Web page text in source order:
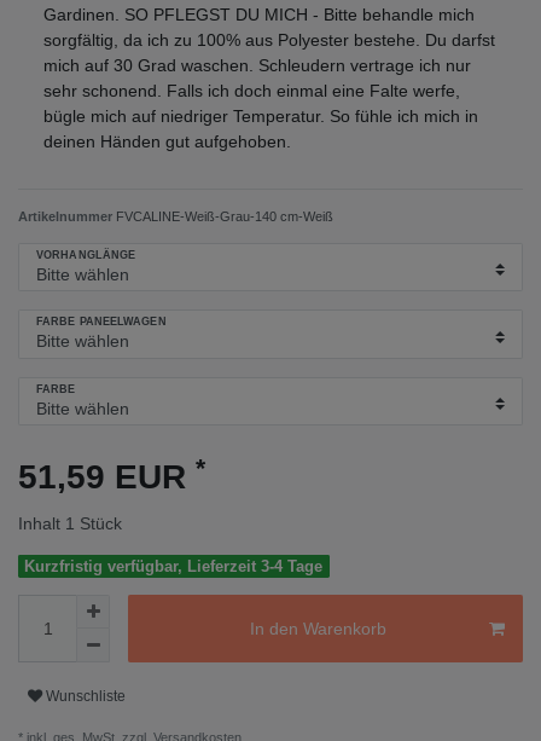
Gardinen. SO PFLEGST DU MICH - Bitte behandle mich
sorgfältig, da ich zu 100% aus Polyester bestehe. Du darfst
mich auf 30 Grad waschen. Schleudern vertrage ich nur
sehr schonend. Falls ich doch einmal eine Falte werfe,
bügle mich auf niedriger Temperatur. So fühle ich mich in
deinen Händen gut aufgehoben.
Artikelnummer FVCALINE-Weiß-Grau-140 cm-Weiß
VORHANGLÄNGE
FARBE PANEELWAGEN
FARBE
51,59 EUR *
Inhalt 1 Stück
Kurzfristig verfügbar, Lieferzeit 3-4 Tage
In den Warenkorb
Wunschliste
* inkl. ges. MwSt. zzgl. Versandkosten